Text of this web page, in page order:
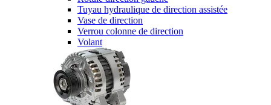
Tuyau hydraulique de direction assistée
Vase de direction
Verrou colonne de direction
Volant